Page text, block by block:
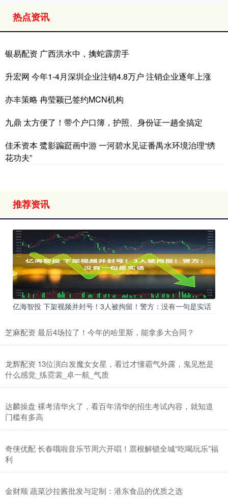
热点资讯
银易配资 广西洪水中，擒蛇霹雳手
升宏网 今年1-4月深圳企业注销4.8万户 注销企业逐年上涨
亦丰策略 冉莹颖已签约MCN机构
九鼎 太方便了！带个户口簿，护照、身份证一趟全搞定
佳禾资本 鹭影蹁跹画中游 一河碧水见证番禺水环境治理“绣
花功夫”
推荐资讯
亿海智投 下架视频并封号！3人被拘留！警方：没有一句是实话
芝麻配资 最后4场拉了！今年的哈里斯，能拿多大合同？
龙辉配资 13位演白发魔女女星，看过才懂霸气外露，鬼见愁是
什么感觉_练霓裳_卓一航_气质
达麟操盘 裸考清华火了，看百年清华的招生考试内容，就知道
门槛有多高
奇侠优配 长春哦啦音乐节周六开唱！票根解锁全城“吃喝玩乐”福
利
金财顺 蔬菜沙拉酱批发与定制：港东食品的优质之选